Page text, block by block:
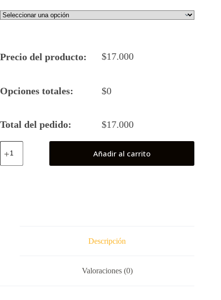
Precio del producto: $17.000
Opciones totales: $0
Total del pedido: $17.000
Spide
Web
Añadir al carrito
Descripción
Valoraciones (0)